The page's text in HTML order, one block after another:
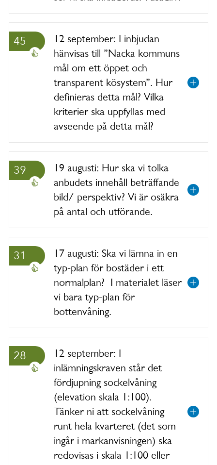
45
12 september: I inbjudan
hänvisas till ”Nacka kommuns
mål om ett öppet och
transparent kösystem”. Hur
definieras detta mål? Vilka
kriterier ska uppfyllas med
avseende på detta mål?
39
19 augusti: Hur ska vi tolka
anbudets innehåll beträffande
bild/ perspektiv? Vi är osäkra
på antal och utförande.
31
17 augusti: Ska vi lämna in en
typ-plan för bostäder i ett
normalplan? I materialet läser
vi bara typ-plan för
bottenvåning.
28
12 september: I
inlämningskraven står det
fördjupning sockelvåning
(elevation skala 1:100).
Tänker ni att sockelvåning
runt hela kvarteret (det som
ingår i markanvisningen) ska
redovisas i skala 1:100 eller